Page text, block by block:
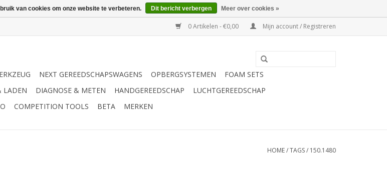
0 Artikelen - €0,00 Mijn account / Registreren
NEXT GEREEDSCHAPSWAGENS OPBERGSYSTEMEN
FOAM SETS
LADEN DIAGNOSE & METEN HANDGEREEDSCHAP
LUCHTGEREEDSCHAP
COMPETITION TOOLS BETA MERKEN
HOME/TAGS/ 150.1480
van cookies om onze website te verbeteren. Dit bericht verbergen Meer over cookies »